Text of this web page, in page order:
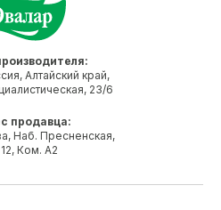
Алтайский край,
23/6
продавца:
Наб. Пресненская,
Ком. А2